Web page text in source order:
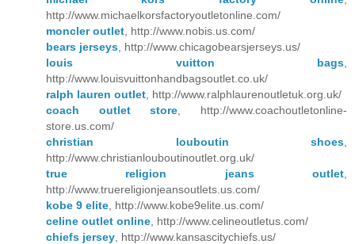
http://www.michaelkorsfactoryoutletonline.com/
moncler outlet , http://www.nobis.us.com/
bears jerseys , http://www.chicagobearsjerseys.us/
louis vuitton bags
http://www.louisvuittonhandbagsoutlet.co.uk/
ralph lauren outlet , http://www.ralphlaurenoutletuk.org.uk/
coach outlet store , http://www.coachoutletonline-
store.us.com/
christian louboutin shoes
http://www.christianlouboutinoutlet.org.uk/
true religion jeans outlet
http://www.truereligionjeansoutlets.us.com/
kobe 9 elite , http://www.kobe9elite.us.com/
celine outlet online , http://www.celineoutletus.com/
chiefs jersey , http://www.kansascitychiefs.us/